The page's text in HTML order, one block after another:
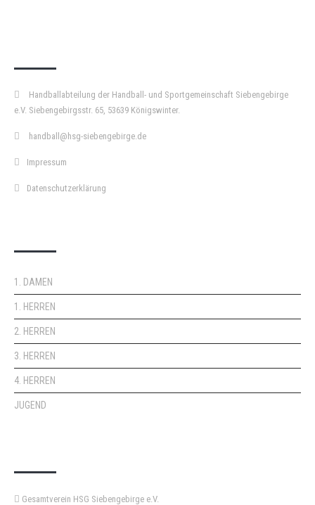
Handballabteilung der Handball- und Sportgemeinschaft Siebengebirge
e.V. Siebengebirgsstr. 65, 53639 Königswinter.
handball@hsg-siebengebirge.de
Impressum
Datenschutzerklärung
1. DAMEN
1. HERREN
2. HERREN
3. HERREN
4. HERREN
JUGEND
Gesamtverein HSG Siebengebirge e.V.